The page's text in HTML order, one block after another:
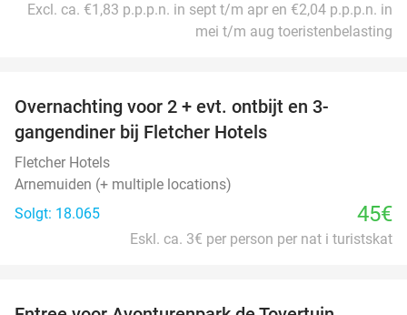
Excl. ca. €1,83 p.p.p.n. in sept t/m apr en €2,04 p.p.p.n. in
mei t/m aug toeristenbelasting
Overnachting voor 2 + evt. ontbijt en 3-
gangendiner bij Fletcher Hotels
Fletcher Hotels
Arnemuiden (+ multiple locations)
Solgt: 18.065
45€
Eskl. ca. 3€ per person per nat i turistskat